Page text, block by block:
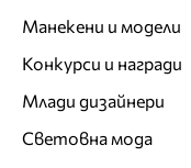
Манекени и модели
Конкурси и награди
Млади дизайнери
Световна мода